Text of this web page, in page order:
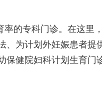
的专科门诊。在这里
、为计划外妊娠患者提
健院妇科计划生育门